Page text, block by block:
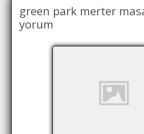
green park merter
yorum